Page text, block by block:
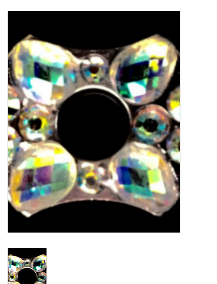
FITNESS & ULTIMATE SHAPE
Schaatsen
Rolschaatsen
SALE
Merken
Gift Card